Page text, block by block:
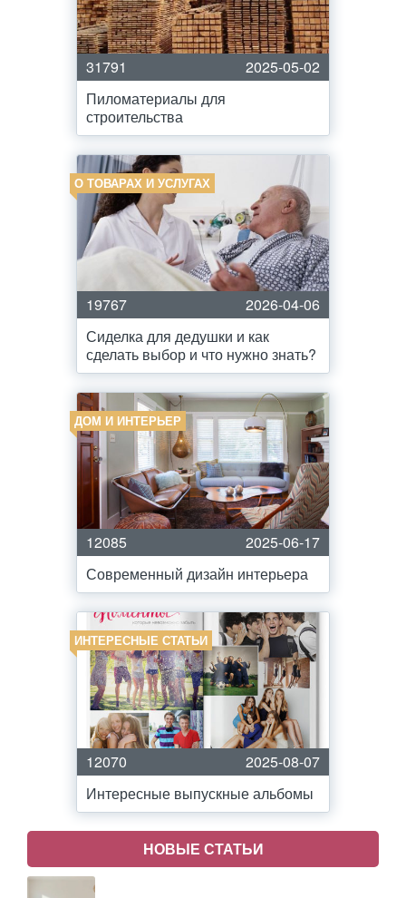
31791
2025-05-02
Пиломатериалы для
строительства
О ТОВАРАХ И УСЛУГАХ
19767
2026-04-06
Сиделка для дедушки и как
сделать выбор и что нужно знать?
ДОМ И ИНТЕРЬЕР
12085
2025-06-17
Современный дизайн интерьера
ИНТЕРЕСНЫЕ СТАТЬИ
12070
2025-08-07
Интересные выпускные альбомы
НОВЫЕ СТАТЬИ